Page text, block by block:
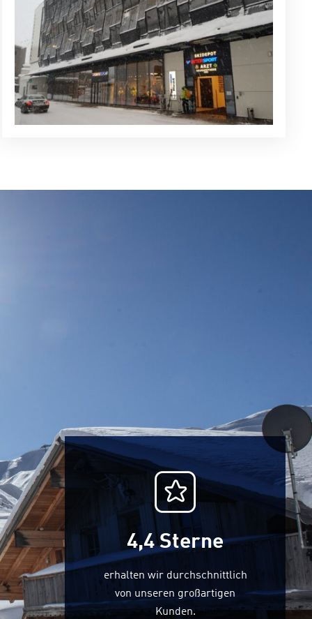
4,4Sterne
erhalten wir durchschnittlich
von unseren großartigen
Kunden.